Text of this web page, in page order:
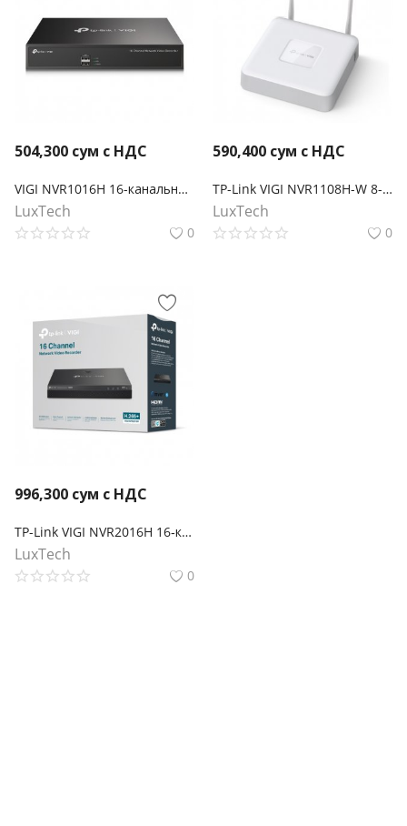
504,300 сум с НДС
VIGI NVR1016H 16-канальный сетевой видеорегистратор
LuxTech
0
590,400 сум с НДС
TP-Link VIGI NVR1108H-W 8-канальный сетевой видеорегистратор с Wi-Fi
LuxTech
0
996,300 сум с НДС
TP-Link VIGI NVR2016H 16‑канальный сетевой видеорегистратор
LuxTech
0